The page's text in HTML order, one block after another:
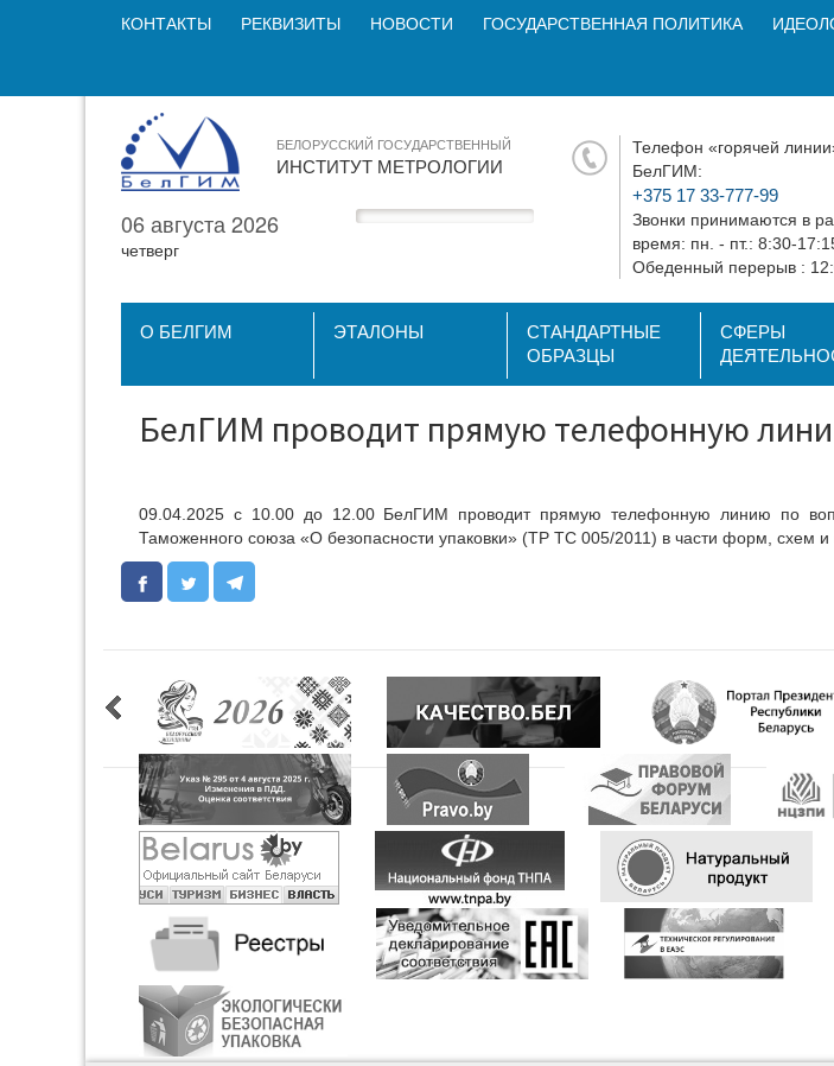
КОНТАКТЫ РЕКВИЗИТЫ НОВОСТИ ГОСУДАРСТВЕННАЯ ПОЛИТИКА
БЕЛОРУССКИЙ ГОСУДАРСТВЕННЫЙ
ИНСТИТУТ МЕТРОЛОГИИ
06 августа 2026
четверг
Телефон «горячей
БелГИМ:
+375 17 33-777-99
Звонки принимаются в
время: пн. - пт.: 8:30-
Обеденный перерыв :
О БЕЛГИМ ЭТАЛОНЫ
СТАНДАРТНЫЕ
ОБРАЗЦЫ
СФЕРЫ
БелГИМ проводит прямую телефонную
09.04.2025 с 10.00 до 12.00 БелГИМ проводит прямую телефонную линию по
Таможенного союза «О безопасности упаковки» (ТР ТС 005/2011) в части форм, схем и